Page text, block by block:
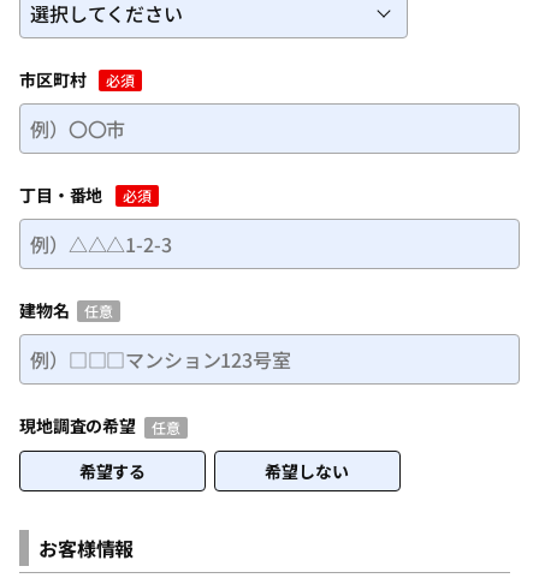
市区町村 必須
丁目・番地 必須
建物名 任意
現地調査の希望 任意
希望する 希望しない
お客様情報